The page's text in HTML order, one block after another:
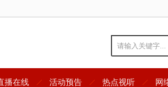
播在线 活动预告 热点视听 网